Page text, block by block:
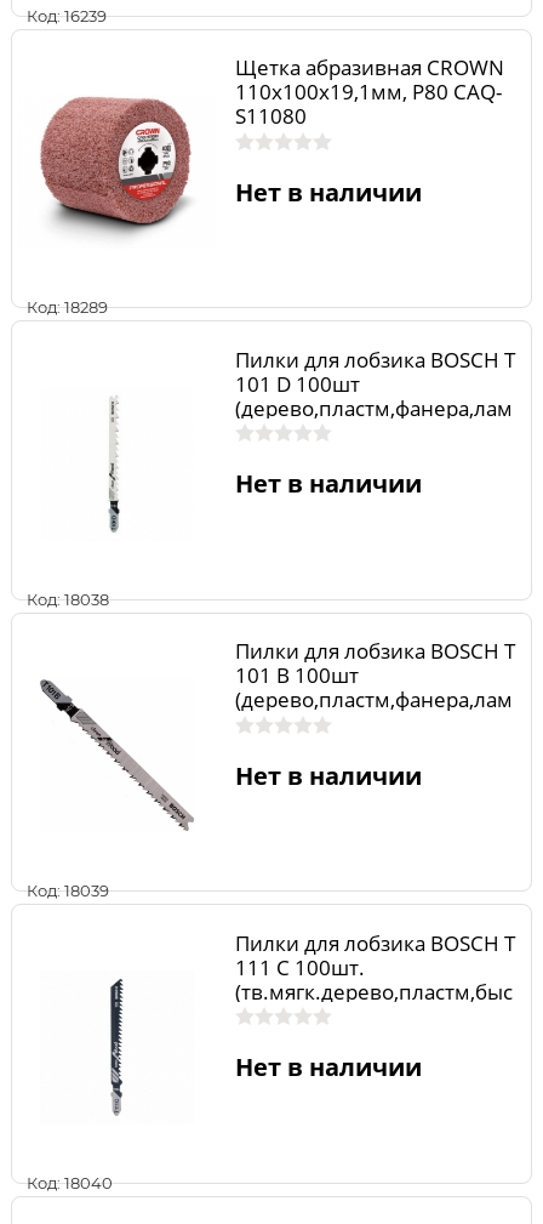
Код: 16239
Код: 18289
Щетка абразивная CROWN
110х100х19,1мм, Р80 CAQ-
S11080
Нет в наличии
Код: 18038
Пилки для лобзика BOSCH Т
101 D 100шт
(дерево,пластм,фанера,лам
инат,без скола)
Нет в наличии
Код: 18039
Пилки для лобзика BOSCH Т
101 В 100шт
(дерево,пластм,фанера,лам
инат,без скола)
Нет в наличии
Код: 18040
Пилки для лобзика BOSCH Т
111 C 100шт.
(тв.мягк.дерево,пластм,быс
тр.гр.пропил)
Нет в наличии